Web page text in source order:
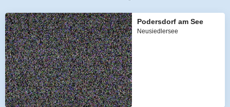
Podersdorf am See
Neusiedlersee